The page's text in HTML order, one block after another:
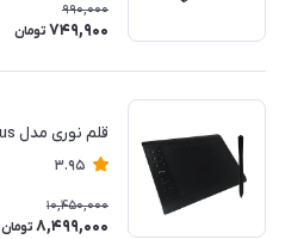
990,000
749,900 تومان
قلم نوری مدل Mezzrow Vin1060Plus
3.95
10,450,000
8,499,000 تومان